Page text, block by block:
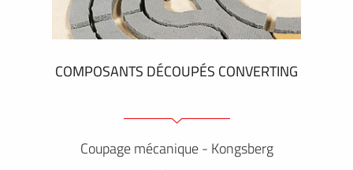
COMPOSANTS DÉCOUPÉS CONVERTING
Coupage mécanique - Kongsberg